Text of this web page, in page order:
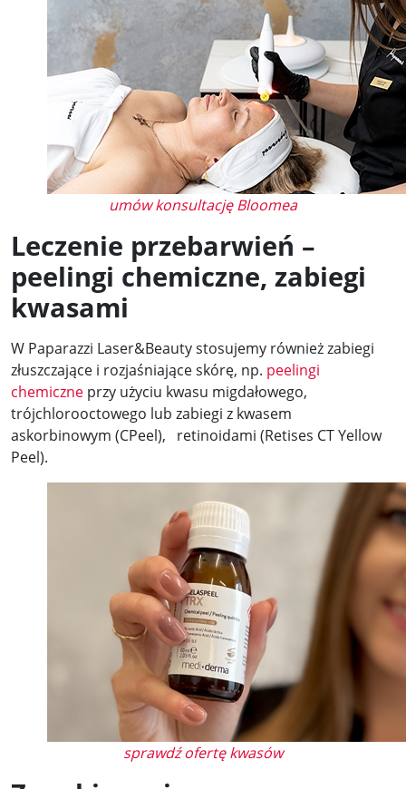
umów konsultację Bloomea
Leczenie przebarwień –
peelingi chemiczne, zabiegi
kwasami
W Paparazzi Laser&Beauty stosujemy również zabiegi
złuszczające i rozjaśniające skórę, np. peelingi
chemiczne przy użyciu kwasu migdałowego,
trójchlorooctowego lub zabiegi z kwasem
askorbinowym (CPeel), retinoidami (Retises CT Yellow
Peel).
sprawdź ofertę kwasów